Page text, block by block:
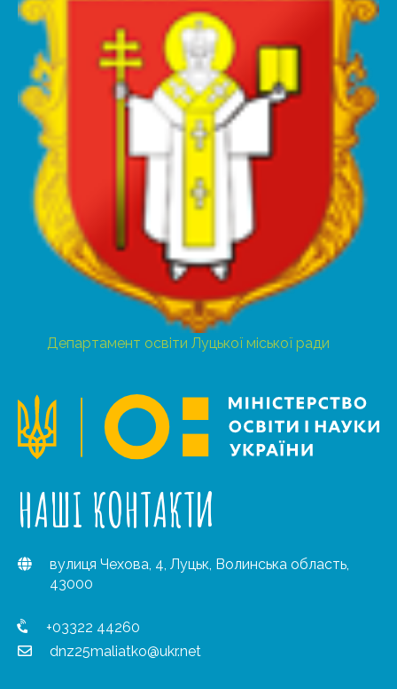
Департамент освіти Луцької міської ради
НАШІ КОНТАКТИ
вулиця Чехова, 4, Луцьк, Волинська область,
43000
+03322 44260
dnz25maliatko@ukr.net